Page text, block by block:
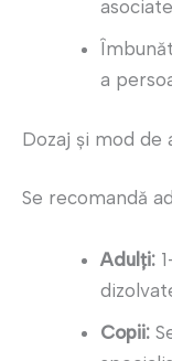
a
Dozaj și mod de
Se recomandă
Adulți:
Copii: